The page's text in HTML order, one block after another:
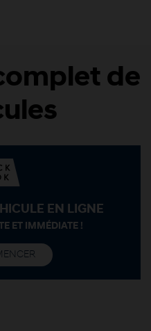
de
EN LIGNE
ET IMMÉDIATE !